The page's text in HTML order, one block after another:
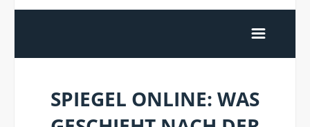
SPIEGEL ONLINE: WAS